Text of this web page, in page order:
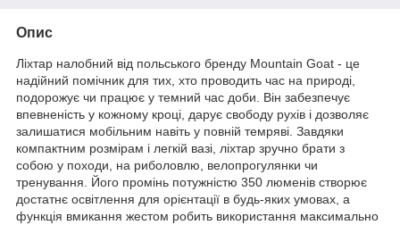
Опис
Ліхтар налобний від польського бренду Mountain Goat - це
надійний помічник для тих, хто проводить час на природі,
подорожує чи працює у темний час доби. Він забезпечує
впевненість у кожному кроці, дарує свободу рухів і дозволяє
залишатися мобільним навіть у повній темряві. Завдяки
компактним розмірам і легкій вазі, ліхтар зручно брати з
собою у походи, на риболовлю, велопрогулянки чи
тренування. Його промінь потужністю 350 люменів створює
достатнє освітлення для орієнтації в будь-яких умовах, а
функція вмикання жестом робить використання максимально